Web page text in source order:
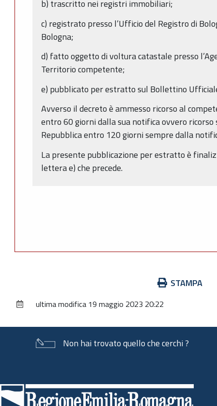
b) trascritto nei registri immobiliari;
c) registrato presso l’Ufficio del Registro di
Bologna;
d) fatto oggetto di voltura catastale presso
Territorio competente;
e) pubblicato per estratto sul Bollettino
Avverso il decreto è ammesso ricorso al
entro 60 giorni dalla sua notifica ovvero
Repubblica entro 120 giorni sempre dalla
La presente pubblicazione per estratto è
lettera e) che precede.
documento
STAMPA
ultima modifica 19 maggio 2023 20:22
Non hai trovato quello che cerchi ?
di